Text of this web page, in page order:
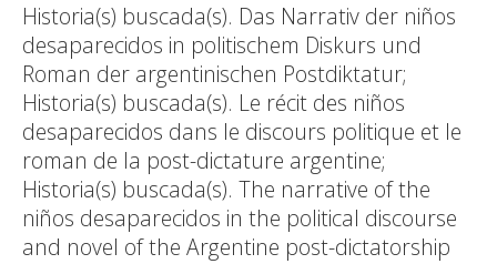
Historia(s) buscada(s). Das Narrativ der niños
desaparecidos in politischem Diskurs und
Roman der argentinischen Postdiktatur;
Historia(s) buscada(s). Le récit des niños
desaparecidos dans le discours politique et le
roman de la post-dictature argentine;
Historia(s) buscada(s). The narrative of the
niños desaparecidos in the political discourse
and novel of the Argentine post-dictatorship